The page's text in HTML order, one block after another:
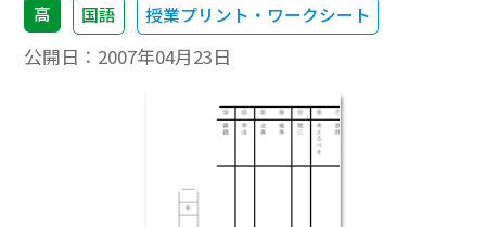
高 国語 授業プリント・ワークシート
公開日： 2007年04月23日